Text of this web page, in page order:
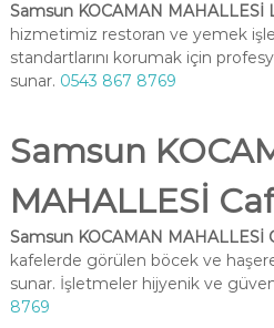
Samsun KOCAMAN MAHALLESİ
hizmetimiz restoran ve yemek
standartlarını korumak için
sunar. 0543 867 8769
Samsun
MAHALLESİ
Samsun KOCAMAN MAHALLESİ
kafelerde görülen böcek ve
sunar. İşletmeler hijyenik ve
8769